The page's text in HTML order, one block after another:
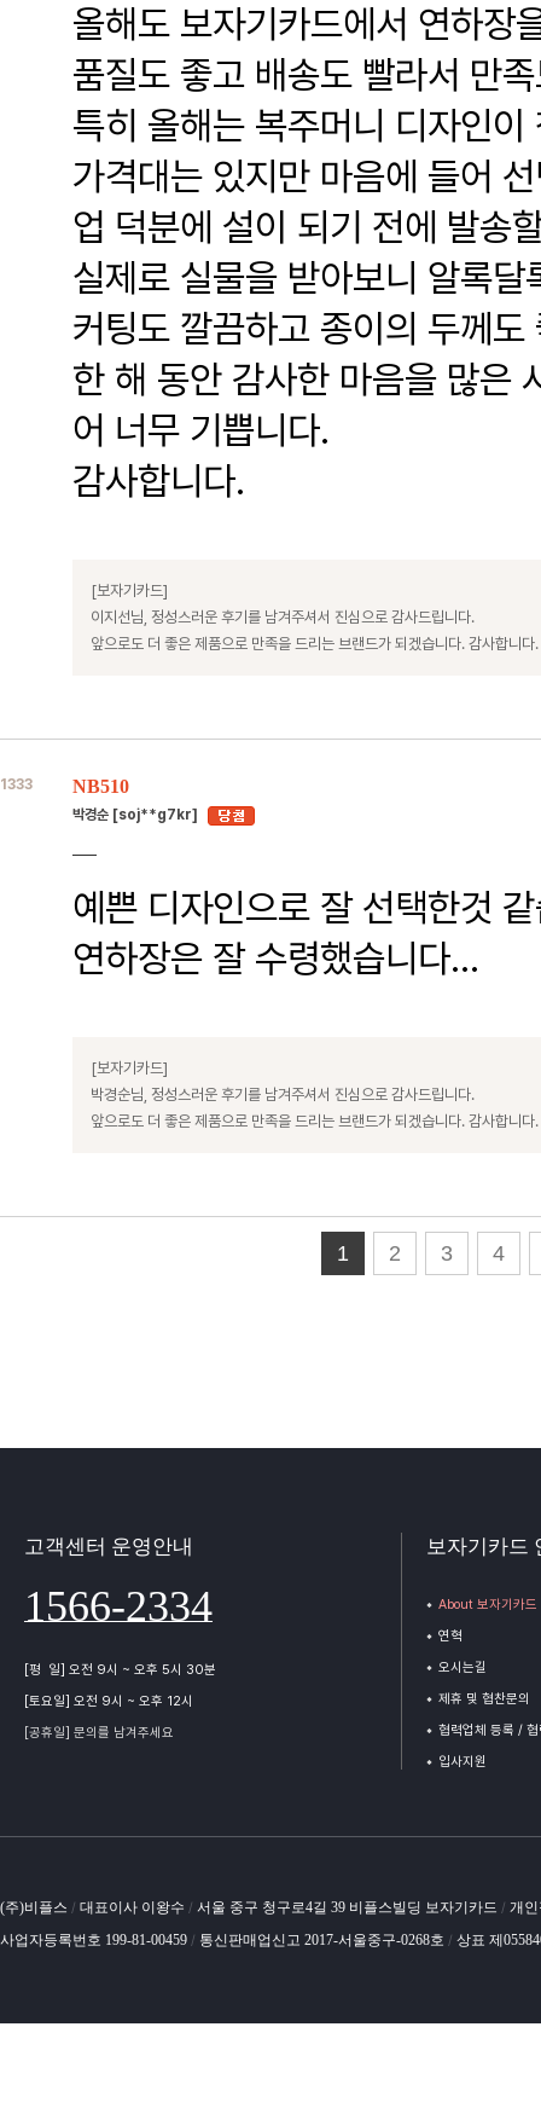
올해도 보자기카드에서 연하장
품질도 좋고 배송도 빨라서 만
특히 올해는 복주머니 디자인이
가격대는 있지만 마음에 들어
업 덕분에 설이 되기 전에 발송
실제로 실물을 받아보니 알록달
커팅도 깔끔하고 종이의 두께도
한 해 동안 감사한 마음을 많은
어 너무 기쁩니다.
감사합니다.
[보자기카드]
이지선님, 정성스러운 후기를 남겨주셔서 진심으로 감사드립니다.
앞으로도 더 좋은 제품으로 만족을 드리는 브랜드가 되겠습니다. 감사합니다.
1333 NB510
박경순 [soj**g7kr]
예쁜 디자인으로 잘 선택한것
연하장은 잘 수령했습니다...
[보자기카드]
박경순님, 정성스러운 후기를 남겨주셔서 진심으로 감사드립니다.
앞으로도 더 좋은 제품으로 만족을 드리는 브랜드가 되겠습니다. 감사합니다.
1 2 3 4
고객센터 운영안내
1566-2334
[평 일] 오전 9시 ~ 오후 5시 30분
[토요일] 오전 9시 ~ 오후 12시
[공휴일] 문의를 남겨주세요
보자기카드
About 보자기카드
연혁
오시는길
제휴 및 협찬문의
협력업체 등록 /
입사지원
(주)비플스 / 대표이사 이왕수 / 서울 중구 청구로4길 39 비플스빌딩 보자기카드 / 개
사업자등록번호 199-81-00459 / 통신판매업신고 2017-서울중구-0268호 / 상표 제